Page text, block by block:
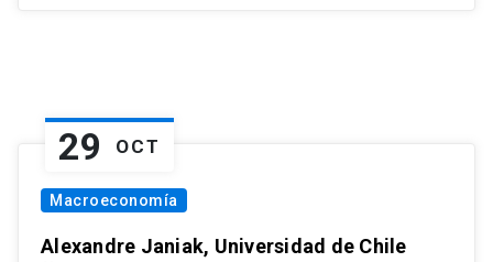
29 OCT
Macroeconomía
Alexandre Janiak, Universidad de Chile